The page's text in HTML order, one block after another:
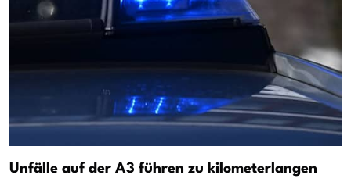
Unfälle auf der A3 führen zu kilometerlangen